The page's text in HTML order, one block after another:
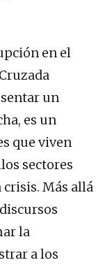
en el
un
es un
que viven
sectores
Más allá
la
a los